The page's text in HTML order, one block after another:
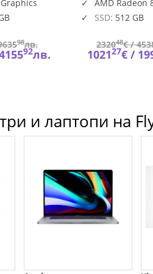
98лв.
92лв.
SSD, AMD
AMD Radeon
SSD: 512 GB
232048€ /
102127€ /
и лаптопи на